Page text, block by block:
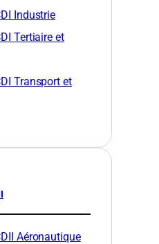
Industrie
Tertiaire et
Transport et
Aéronautique